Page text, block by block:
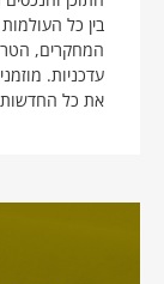
המחקרים,
את כל החדשות